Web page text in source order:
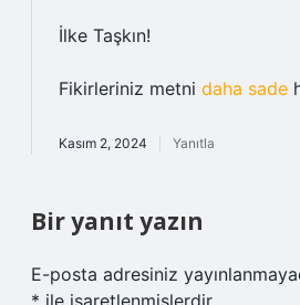
İlke Taşkın!
Fikirleriniz metni daha sade
Kasım 2, 2024 Yanıtla
Bir yanıt yazın
E-posta adresiniz
* ile işaretlenmişlerdir